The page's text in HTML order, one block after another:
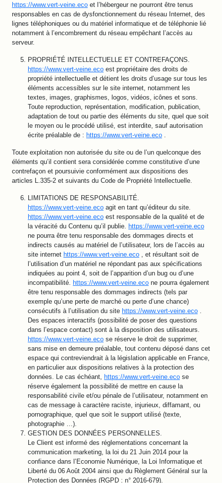
https://www.vert-veine.eco et l’hébergeur ne pourront être tenus
responsables en cas de dysfonctionnement du réseau Internet, des
lignes téléphoniques ou du matériel informatique et de téléphonie lié
notamment à l’encombrement du réseau empêchant l’accès au
serveur.
PROPRIÉTÉ INTELLECTUELLE ET CONTREFAÇONS.
https://www.vert-veine.eco est propriétaire des droits de
propriété intellectuelle et détient les droits d’usage sur tous les
éléments accessibles sur le site internet, notamment les
textes, images, graphismes, logos, vidéos, icônes et sons.
Toute reproduction, représentation, modification, publication,
adaptation de tout ou partie des éléments du site, quel que soit
le moyen ou le procédé utilisé, est interdite, sauf autorisation
écrite préalable de : https://www.vert-veine.eco
Toute exploitation non autorisée du site ou de l’un quelconque des
éléments qu’il contient sera considérée comme constitutive d’une
contrefaçon et poursuivie conformément aux dispositions des
articles L.335-2 et suivants du Code de Propriété Intellectuelle.
LIMITATIONS DE RESPONSABILITÉ.
https://www.vert-veine.eco agit en tant qu’éditeur du site.
https://www.vert-veine.eco est responsable de la qualité et de
la véracité du Contenu qu’il publie. https://www.vert-veine.eco
ne pourra être tenu responsable des dommages directs et
indirects causés au matériel de l’utilisateur, lors de l’accès au
site internet https://www.vert-veine.eco , et résultant soit de
l’utilisation d’un matériel ne répondant pas aux spécifications
indiquées au point 4, soit de l’apparition d’un bug ou d’une
incompatibilité. https://www.vert-veine.eco ne pourra également
être tenu responsable des dommages indirects (tels par
exemple qu’une perte de marché ou perte d’une chance)
consécutifs à l’utilisation du site https://www.vert-veine.eco
Des espaces interactifs (possibilité de poser des questions
dans l’espace contact) sont à la disposition des utilisateurs.
https://www.vert-veine.eco se réserve le droit de supprimer,
sans mise en demeure préalable, tout contenu déposé dans cet
espace qui contreviendrait à la législation applicable en France,
en particulier aux dispositions relatives à la protection des
données. Le cas échéant, https://www.vert-veine.eco se
réserve également la possibilité de mettre en cause la
responsabilité civile et/ou pénale de l’utilisateur, notamment en
cas de message à caractère raciste, injurieux, diffamant, ou
pornographique, quel que soit le support utilisé (texte,
photographie …).
GESTION DES DONNÉES PERSONNELLES.
Le Client est informé des réglementations concernant la
communication marketing, la loi du 21 Juin 2014 pour la
confiance dans l’Economie Numérique, la Loi Informatique et
Liberté du 06 Août 2004 ainsi que du Règlement Général sur la
Protection des Données (RGPD : n° 2016-679).